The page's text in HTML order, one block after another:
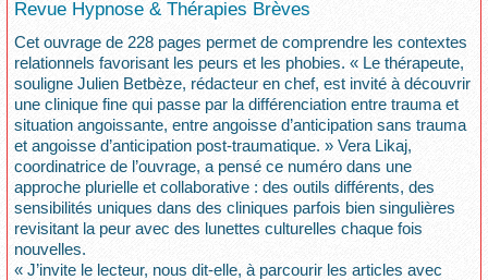
Revue Hypnose & Thérapies Brèves
Cet ouvrage de 228 pages permet de comprendre les contextes
relationnels favorisant les peurs et les phobies. « Le thérapeute,
souligne Julien Betbèze, rédacteur en chef, est invité à découvrir
une clinique fine qui passe par la différenciation entre trauma et
situation angoissante, entre angoisse d’anticipation sans trauma
et angoisse d’anticipation post-traumatique. » Vera Likaj,
coordinatrice de l’ouvrage, a pensé ce numéro dans une
approche plurielle et collaborative : des outils différents, des
sensibilités uniques dans des cliniques parfois bien singulières
revisitant la peur avec des lunettes culturelles chaque fois
nouvelles.
« J’invite le lecteur, nous dit-elle, à parcourir les articles avec